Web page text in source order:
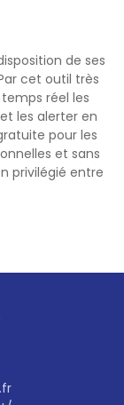
de ses
cet outil très
réel les
les alerter en
pour les
et sans
privilégié entre